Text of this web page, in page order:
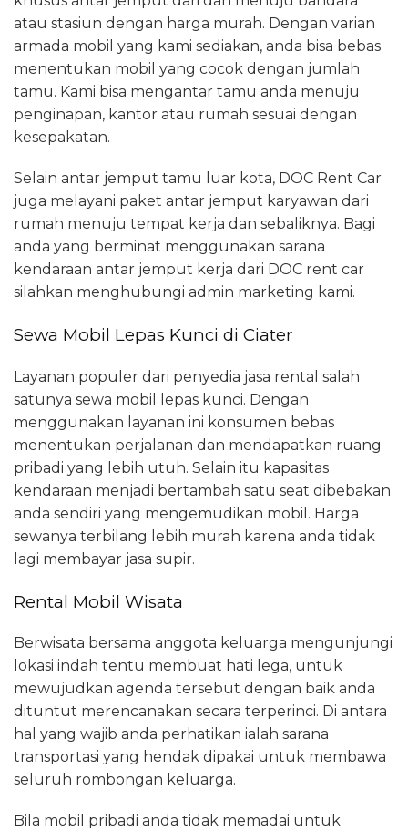
atau stasiun dengan harga murah. Dengan varian
armada mobil yang kami sediakan, anda bisa bebas
menentukan mobil yang cocok dengan jumlah
tamu. Kami bisa mengantar tamu anda menuju
penginapan, kantor atau rumah sesuai dengan
kesepakatan.
Selain antar jemput tamu luar kota, DOC Rent Car
juga melayani paket antar jemput karyawan dari
rumah menuju tempat kerja dan sebaliknya. Bagi
anda yang berminat menggunakan sarana
kendaraan antar jemput kerja dari DOC rent car
silahkan menghubungi admin marketing kami.
Sewa Mobil Lepas Kunci di Ciater
Layanan populer dari penyedia jasa rental salah
satunya sewa mobil lepas kunci. Dengan
menggunakan layanan ini konsumen bebas
menentukan perjalanan dan mendapatkan ruang
pribadi yang lebih utuh. Selain itu kapasitas
kendaraan menjadi bertambah satu seat dibebakan
anda sendiri yang mengemudikan mobil. Harga
sewanya terbilang lebih murah karena anda tidak
lagi membayar jasa supir.
Rental Mobil Wisata
Berwisata bersama anggota keluarga mengunjungi
lokasi indah tentu membuat hati lega, untuk
mewujudkan agenda tersebut dengan baik anda
dituntut merencanakan secara terperinci. Di antara
hal yang wajib anda perhatikan ialah sarana
transportasi yang hendak dipakai untuk membawa
seluruh rombongan keluarga.
Bila mobil pribadi anda tidak memadai untuk